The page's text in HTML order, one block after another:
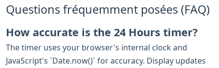
Questions fréquemment posées (FAQ)
How accurate is the 24 Hours timer?
The timer uses your browser's internal clock and
JavaScript's `Date.now()` for accuracy. Display updates